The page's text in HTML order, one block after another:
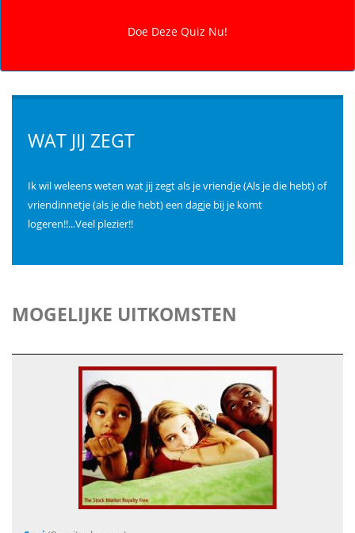
WAT JIJ ZEGT
Ik wil weleens weten wat jij zegt als je vriendje (Als je die hebt) of
vriendinnetje (als je die hebt) een dagje bij je komt
logeren!!...Veel plezier!!
MOGELIJKE UITKOMSTEN